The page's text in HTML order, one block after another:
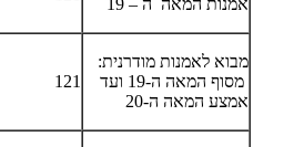
אמנות המאה ה – 19
מבוא לאמנות מודרנית:
מסוף המאה ה-19 ועד
אמצע המאה ה-20
121